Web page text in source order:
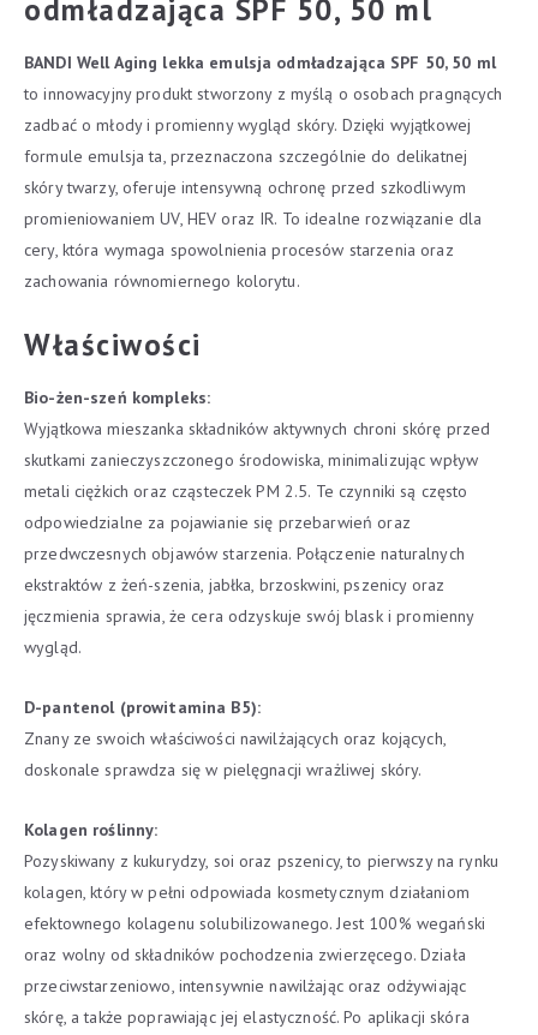
odmładzająca SPF 50, 50 ml
BANDI Well Aging lekka emulsja odmładzająca SPF 50, 50 ml
to innowacyjny produkt stworzony z myślą o osobach pragnących
zadbać o młody i promienny wygląd skóry. Dzięki wyjątkowej
formule emulsja ta, przeznaczona szczególnie do delikatnej
skóry twarzy, oferuje intensywną ochronę przed szkodliwym
promieniowaniem UV, HEV oraz IR. To idealne rozwiązanie dla
cery, która wymaga spowolnienia procesów starzenia oraz
zachowania równomiernego kolorytu.
Właściwości
Bio-żen-szeń kompleks:
Wyjątkowa mieszanka składników aktywnych chroni skórę przed
skutkami zanieczyszczonego środowiska, minimalizując wpływ
metali ciężkich oraz cząsteczek PM 2.5. Te czynniki są często
odpowiedzialne za pojawianie się przebarwień oraz
przedwczesnych objawów starzenia. Połączenie naturalnych
ekstraktów z żeń-szenia, jabłka, brzoskwini, pszenicy oraz
jęczmienia sprawia, że cera odzyskuje swój blask i promienny
wygląd.
D-pantenol (prowitamina B5):
Znany ze swoich właściwości nawilżających oraz kojących,
doskonale sprawdza się w pielęgnacji wrażliwej skóry.
Kolagen roślinny:
Pozyskiwany z kukurydzy, soi oraz pszenicy, to pierwszy na rynku
kolagen, który w pełni odpowiada kosmetycznym działaniom
efektownego kolagenu solubilizowanego. Jest 100% wegański
oraz wolny od składników pochodzenia zwierzęcego. Działa
przeciwstarzeniowo, intensywnie nawilżając oraz odżywiając
skórę, a także poprawiając jej elastyczność. Po aplikacji skóra